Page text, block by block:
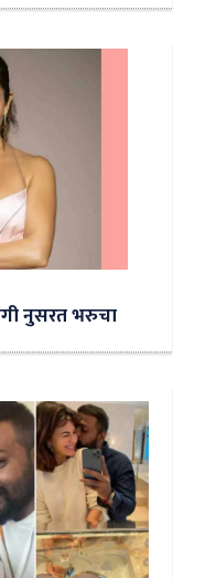
नुसरत भरुचा